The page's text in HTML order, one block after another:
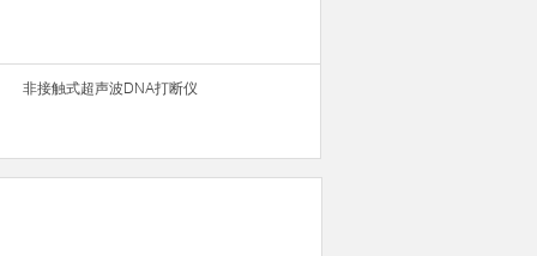
非接触式超声波DNA打断仪